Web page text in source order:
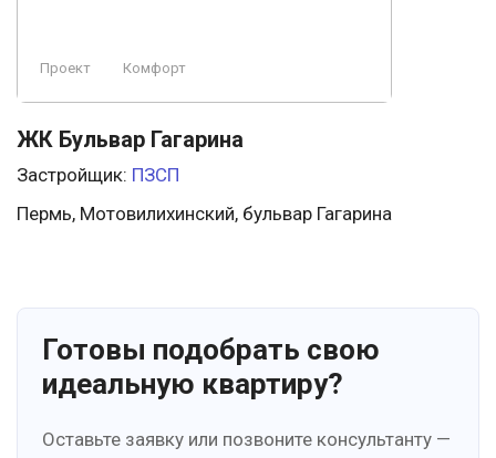
Ландшафтный дизайн
Проект Комфорт
ЖК Бульвар Гагарина
Застройщик: ПЗСП
Пермь, Мотовилихинский, бульвар Гагарина
Готовы подобрать свою
идеальную квартиру?
Оставьте заявку или позвоните консультанту —